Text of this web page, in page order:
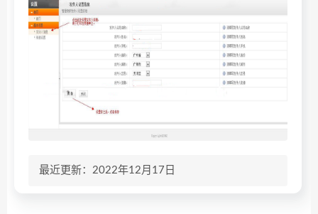
最近更新：2022年12月17日